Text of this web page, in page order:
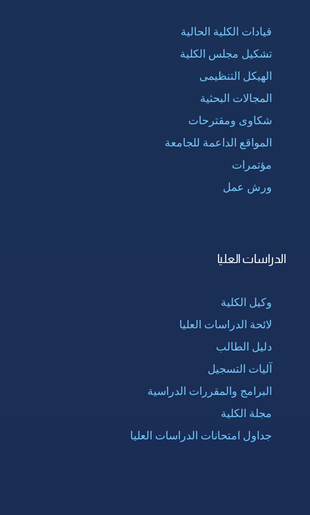
قيادات الكلية الحالية
تشكيل مجلس الكلية
الهيكل التنظيمى
المجالات البحثية
شكاوى ومقترحات
المواقع الداعمة للجامعة
مؤتمرات
ورش عمل
الدراسات العليا
وكيل الكلية
لائحة الدراسات العليا
دليل الطالب
آليات التسجيل
البرامج والمقررات الدراسية
مجلة الكلية
جداول امتحانات الدراسات العليا